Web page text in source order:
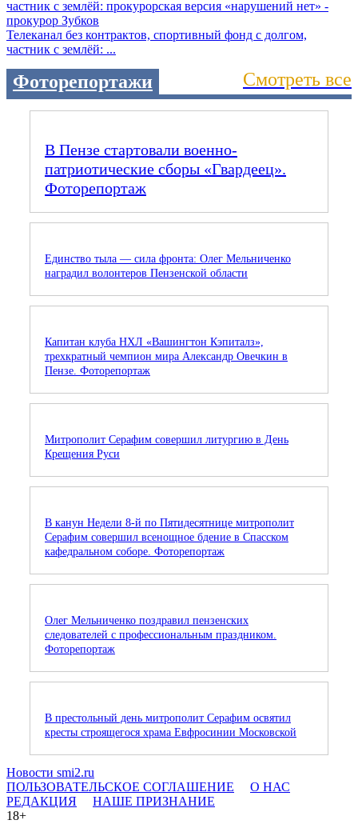
Телеканал без контрактов, спортивный фонд с долгом,
частник с землёй: ...
Фоторепортажи Смотреть все
В Пензе стартовали военно-
патриотические сборы «Гвардеец».
Фоторепортаж
Единство тыла — сила фронта: Олег Мельниченко
наградил волонтеров Пензенской области
Капитан клуба НХЛ «Вашингтон Кэпиталз»,
трехкратный чемпион мира Александр Овечкин в
Пензе. Фоторепортаж
Митрополит Серафим совершил литургию в День
Крещения Руси
В канун Недели 8-й по Пятидесятнице митрополит
Серафим совершил всенощное бдение в Спасском
кафедральном соборе. Фоторепортаж
Олег Мельниченко поздравил пензенских
следователей с профессиональным праздником.
Фоторепортаж
В престольный день митрополит Серафим освятил
кресты строящегося храма Евфросинии Московской
Новости smi2.ru
ПОЛЬЗОВАТЕЛЬСКОЕ СОГЛАШЕНИЕ
О НАС
РЕДАКЦИЯ
НАШЕ ПРИЗНАНИЕ
18+